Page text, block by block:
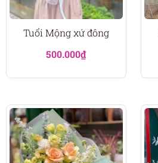
Tuổi Mộng xứ đông
500.000₫